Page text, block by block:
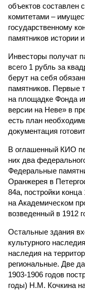
объектов составлен
комитетами –
государственному
памятников истории
Инвесторы получат
всего 1 рубль за
берут на себя
памятников. Первые
на площадке Фонда
версии на Неве» в
есть план
документация
В оглашенный КИО
них два
Федеральные
Оранжерея в
84а, постройки
на Академическом
возведенный в 1912
Остальные здания
культурного
наследия на
региональные. Две
1903-1906 годов
годы) Н.М. Кочкина